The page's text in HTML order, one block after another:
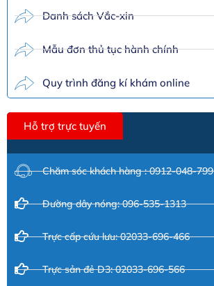
Danh sách Vắc-xin
Mẫu đơn thủ tục hành chính
Quy trình đăng kí khám online
Hỗ trợ trực tuyến
Chăm sóc khách hàng : 0912-048-799
Đường dây nóng: 096-535-1313
Trực cấp cứu lưu: 02033-696-466
Trực sản đẻ D3: 02033-696-566